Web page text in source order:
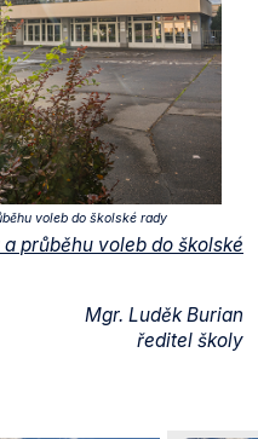
voleb do školské rady
průběhu voleb do školské
Mgr. Luděk Burian
ředitel školy